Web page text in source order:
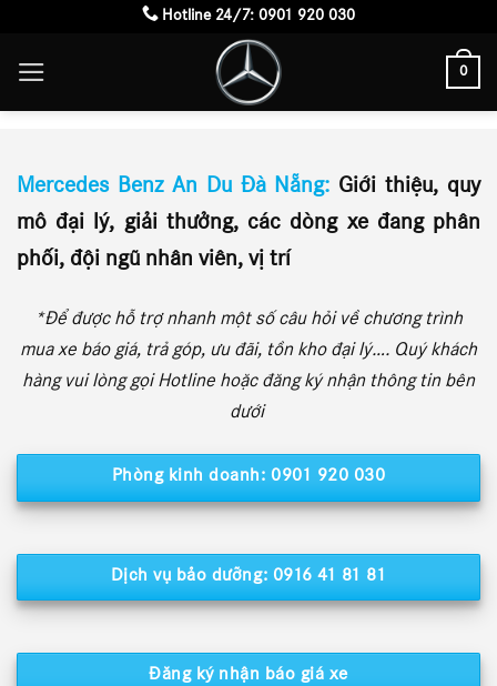
content
Hotline 24/7: 0901 920 030
0
An Du Đà Nẵng
Mercedes Benz An Du Đà Nẵng: Giới thiệu, quy
mô đại lý, giải thưởng, các dòng xe đang phân
phối, đội ngũ nhân viên, vị trí
*Để được hỗ trợ nhanh một số câu hỏi về chương trình
mua xe báo giá, trả góp, ưu đãi, tồn kho đại lý…. Quý khách
hàng vui lòng gọi Hotline hoặc đăng ký nhận thông tin bên
dưới
Phòng kinh doanh: 0901 920 030
Dịch vụ bảo dưỡng: 0916 41 81 81
Đăng ký nhận báo giá xe